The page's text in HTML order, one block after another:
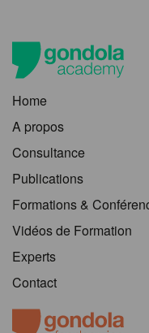
Home
A propos
Consultance
Publications
Formations &
Vidéos de Formation
Experts
Contact